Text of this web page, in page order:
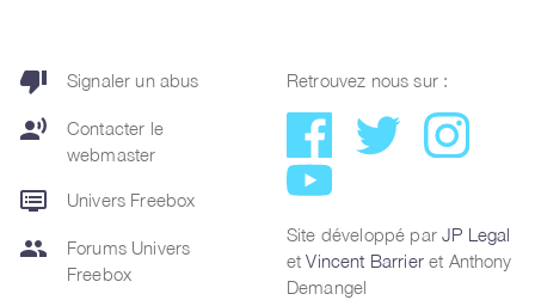
thumb_down Signaler un abus
record_voice_over
Contacter le
webmaster
dvr Univers Freebox
group
Forums Univers
Freebox
Retrouvez nous sur :
Site développé parJP Legal
etVincent Barrieret Anthony
Demangel